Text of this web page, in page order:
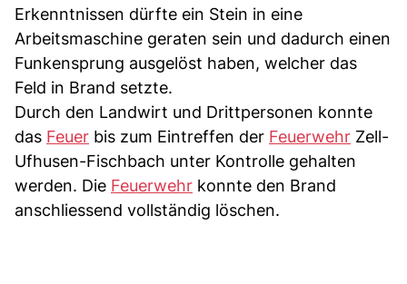
Erkenntnissen dürfte ein Stein in eine
Arbeitsmaschine geraten sein und dadurch einen
Funkensprung ausgelöst haben, welcher das
Feld in Brand setzte.
Durch den Landwirt und Drittpersonen konnte
das Feuer bis zum Eintreffen der Feuerwehr Zell-
Ufhusen-Fischbach unter Kontrolle gehalten
werden. Die Feuerwehr konnte den Brand
anschliessend vollständig löschen.